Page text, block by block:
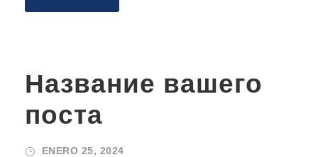
Название вашего
поста
ENERO 25, 2024